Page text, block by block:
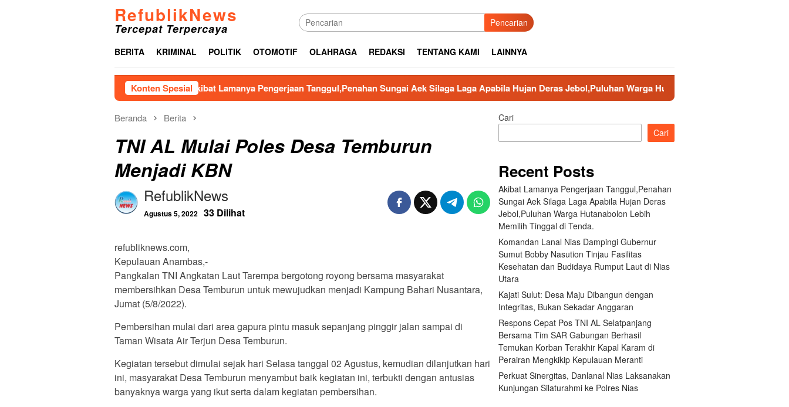
RefublikNews
Tercepat Terpercaya Pencarian
BERITA KRIMINAL POLITIK OTOMOTIF OLAHRAGA REDAKSI TENTANG KAMI LAINNYA
Konten Spesial
Akibat Lamanya Pengerjaan Tanggul,Penahan Sungai Aek Silaga Laga Apabila Hujan Deras Jebol,Puluhan Warga Hutanabolon Lebih Memilih Tinggal di Tenda.
Beranda Berita
TNI AL Mulai Poles Desa Temburun
Menjadi KBN
RefublikNews
Agustus 5, 2022 33 Dilihat
refubliknews.com,
Kepulauan Anambas,-
Pangkalan TNI Angkatan Laut Tarempa bergotong royong bersama masyarakat
membersihkan Desa Temburun untuk mewujudkan menjadi Kampung Bahari Nusantara,
Jumat (5/8/2022).
Pembersihan mulai dari area gapura pintu masuk sepanjang pinggir jalan sampai di
Taman Wisata Air Terjun Desa Temburun.
Kegiatan tersebut dimulai sejak hari Selasa tanggal 02 Agustus, kemudian dilanjutkan hari
ini, masyarakat Desa Temburun menyambut baik kegiatan ini, terbukti dengan antusias
banyaknya warga yang ikut serta dalam kegiatan pembersihan.
Cari
Cari
Recent Posts
Akibat Lamanya Pengerjaan Tanggul,Penahan
Sungai Aek Silaga Laga Apabila Hujan Deras
Jebol,Puluhan Warga Hutanabolon Lebih
Memilih Tinggal di Tenda.
Komandan Lanal Nias Dampingi Gubernur
Sumut Bobby Nasution Tinjau Fasilitas
Kesehatan dan Budidaya Rumput Laut di Nias
Utara
Kajati Sulut: Desa Maju Dibangun dengan
Integritas, Bukan Sekadar Anggaran
Respons Cepat Pos TNI AL Selatpanjang
Bersama Tim SAR Gabungan Berhasil
Temukan Korban Terakhir Kapal Karam di
Perairan Mengkikip Kepulauan Meranti
Perkuat Sinergitas, Danlanal Nias Laksanakan
Kunjungan Silaturahmi ke Polres Nias